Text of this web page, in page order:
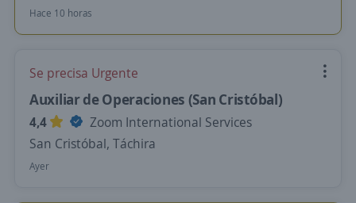
Hace 10 horas
Se precisa Urgente
Auxiliar de Operaciones (San Cristóbal)
4,4
Zoom International Services
San Cristóbal, Táchira
Ayer